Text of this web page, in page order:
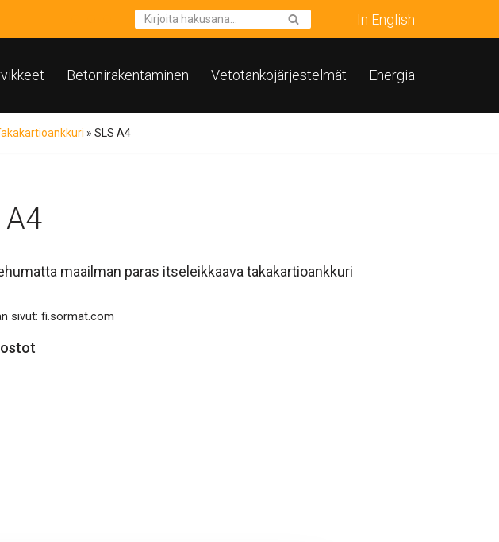
In English
Betonirakentaminen Vetotankojärjestelmät Energia
» SLS A4
A4
maailman paras itseleikkaava takakartioankkuri
sivut:fi.sormat.com